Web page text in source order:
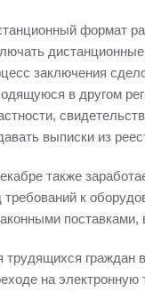
формат
заключения
в другом
выписки из
также
требований к
трудящихся граждан
на электронную